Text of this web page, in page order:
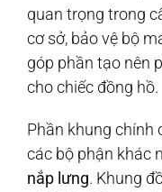
quan trọng trong
cơ sở, bảo vệ bộ
góp phần tạo nên
cho chiếc đồng hồ.
Phần khung chính
các bộ phận khác
nắp lưng. Khung